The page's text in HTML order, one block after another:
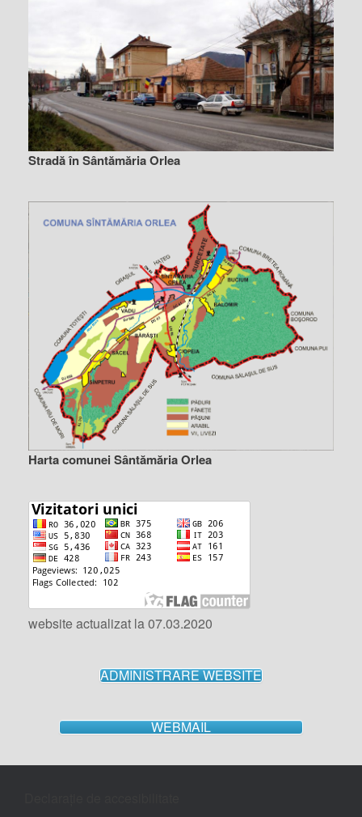
Stradă în Sântămăria Orlea
Harta comunei Sântămăria Orlea
website actualizat la 07.03.2020
ADMINISTRARE WEBSITE
WEBMAIL